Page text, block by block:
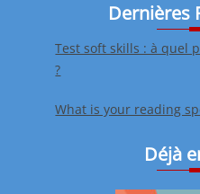
Dernières
Test soft skills : à quel
?
What is your reading
Déjà